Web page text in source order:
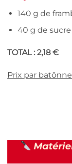
140 g de
40 g de
TOTAL : 2,18 €
Prix par